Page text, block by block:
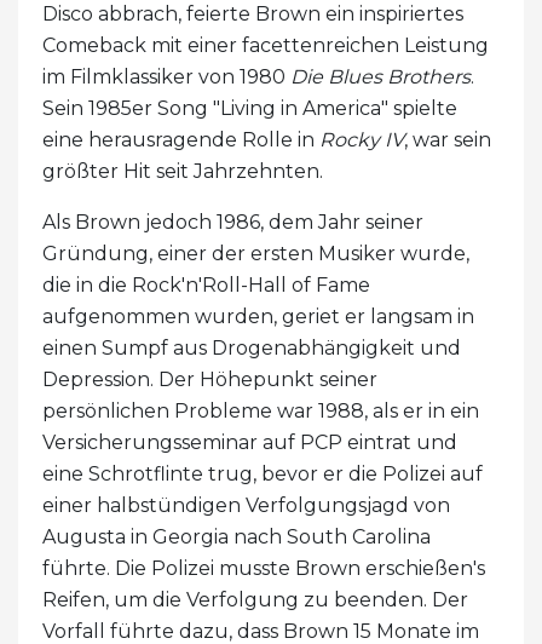
Disco abbrach, feierte Brown ein inspiriertes
Comeback mit einer facettenreichen Leistung
im Filmklassiker von 1980 Die Blues Brothers.
Sein 1985er Song "Living in America" ​​spielte
eine herausragende Rolle in Rocky IV, war sein
größter Hit seit Jahrzehnten.
Als Brown jedoch 1986, dem Jahr seiner
Gründung, einer der ersten Musiker wurde,
die in die Rock'n'Roll-Hall of Fame
aufgenommen wurden, geriet er langsam in
einen Sumpf aus Drogenabhängigkeit und
Depression. Der Höhepunkt seiner
persönlichen Probleme war 1988, als er in ein
Versicherungsseminar auf PCP eintrat und
eine Schrotflinte trug, bevor er die Polizei auf
einer halbstündigen Verfolgungsjagd von
Augusta in Georgia nach South Carolina
führte. Die Polizei musste Brown erschießen's
Reifen, um die Verfolgung zu beenden. Der
Vorfall führte dazu, dass Brown 15 Monate im